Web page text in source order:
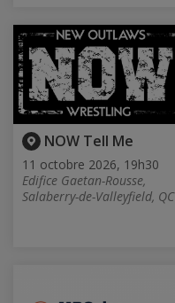
NOW Tell Me
11 octobre 2026, 19h30
Edifice Gaetan-Rousse,
Salaberry-de-Valleyfield, QC